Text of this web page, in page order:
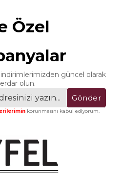
Özel
indirimlerimizden güncel olarak
olun.
Gönder
korunmasını kabul ediyorum.